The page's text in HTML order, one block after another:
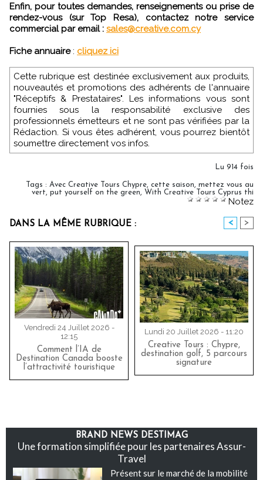
Enfin, pour toutes demandes, renseignements ou prise de
rendez-vous (sur Top Resa), contactez notre service
commercial par email : sales@creative.com.cy
Fiche annuaire: cliquez ici
Cette rubrique est destinée exclusivement aux produits,
nouveautés et promotions des adhérents de l'annuaire
"Réceptifs & Prestataires". Les informations vous sont
fournies sous la responsabilité exclusive des
professionnels émetteurs et ne sont pas vérifiées par la
Rédaction. Si vous êtes adhérent, vous pourrez bientôt
soumettre directement vos infos.
Lu 914 fois
Tags : Avec Creative Tours Chypre cette saison
mettez vous au
vert
put yourself on the green With Creative Tours Cyprus thi
Notez
DANS LA MÊME RUBRIQUE : < >
Vendredi 24 Juillet 2026 -
12:15
Comment l’IA de
Destination Canada booste
l’attractivité touristique
Lundi 20 Juillet 2026 - 11:20
Creative Tours : Chypre,
destination golf, 5 parcours
signature
BRAND NEWS DESTIMAG
Une formation simplifiée pour les partenaires Assur-
Travel
Présent sur le marché de la mobilité